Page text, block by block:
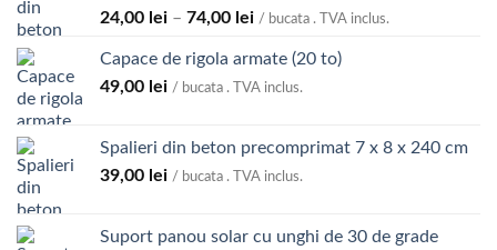
24,00 lei – 74,00 leiInterval
prețuri:
24,00 lei
74,00 lei
/ bucata . TVA inclus.
Capace de rigola armate (20 to)
49,00 lei / bucata . TVA inclus.
Spalieri din beton precomprimat 7 x 8 x 240 cm
39,00 lei / bucata . TVA inclus.
Suport panou solar cu unghi de 30 de grade